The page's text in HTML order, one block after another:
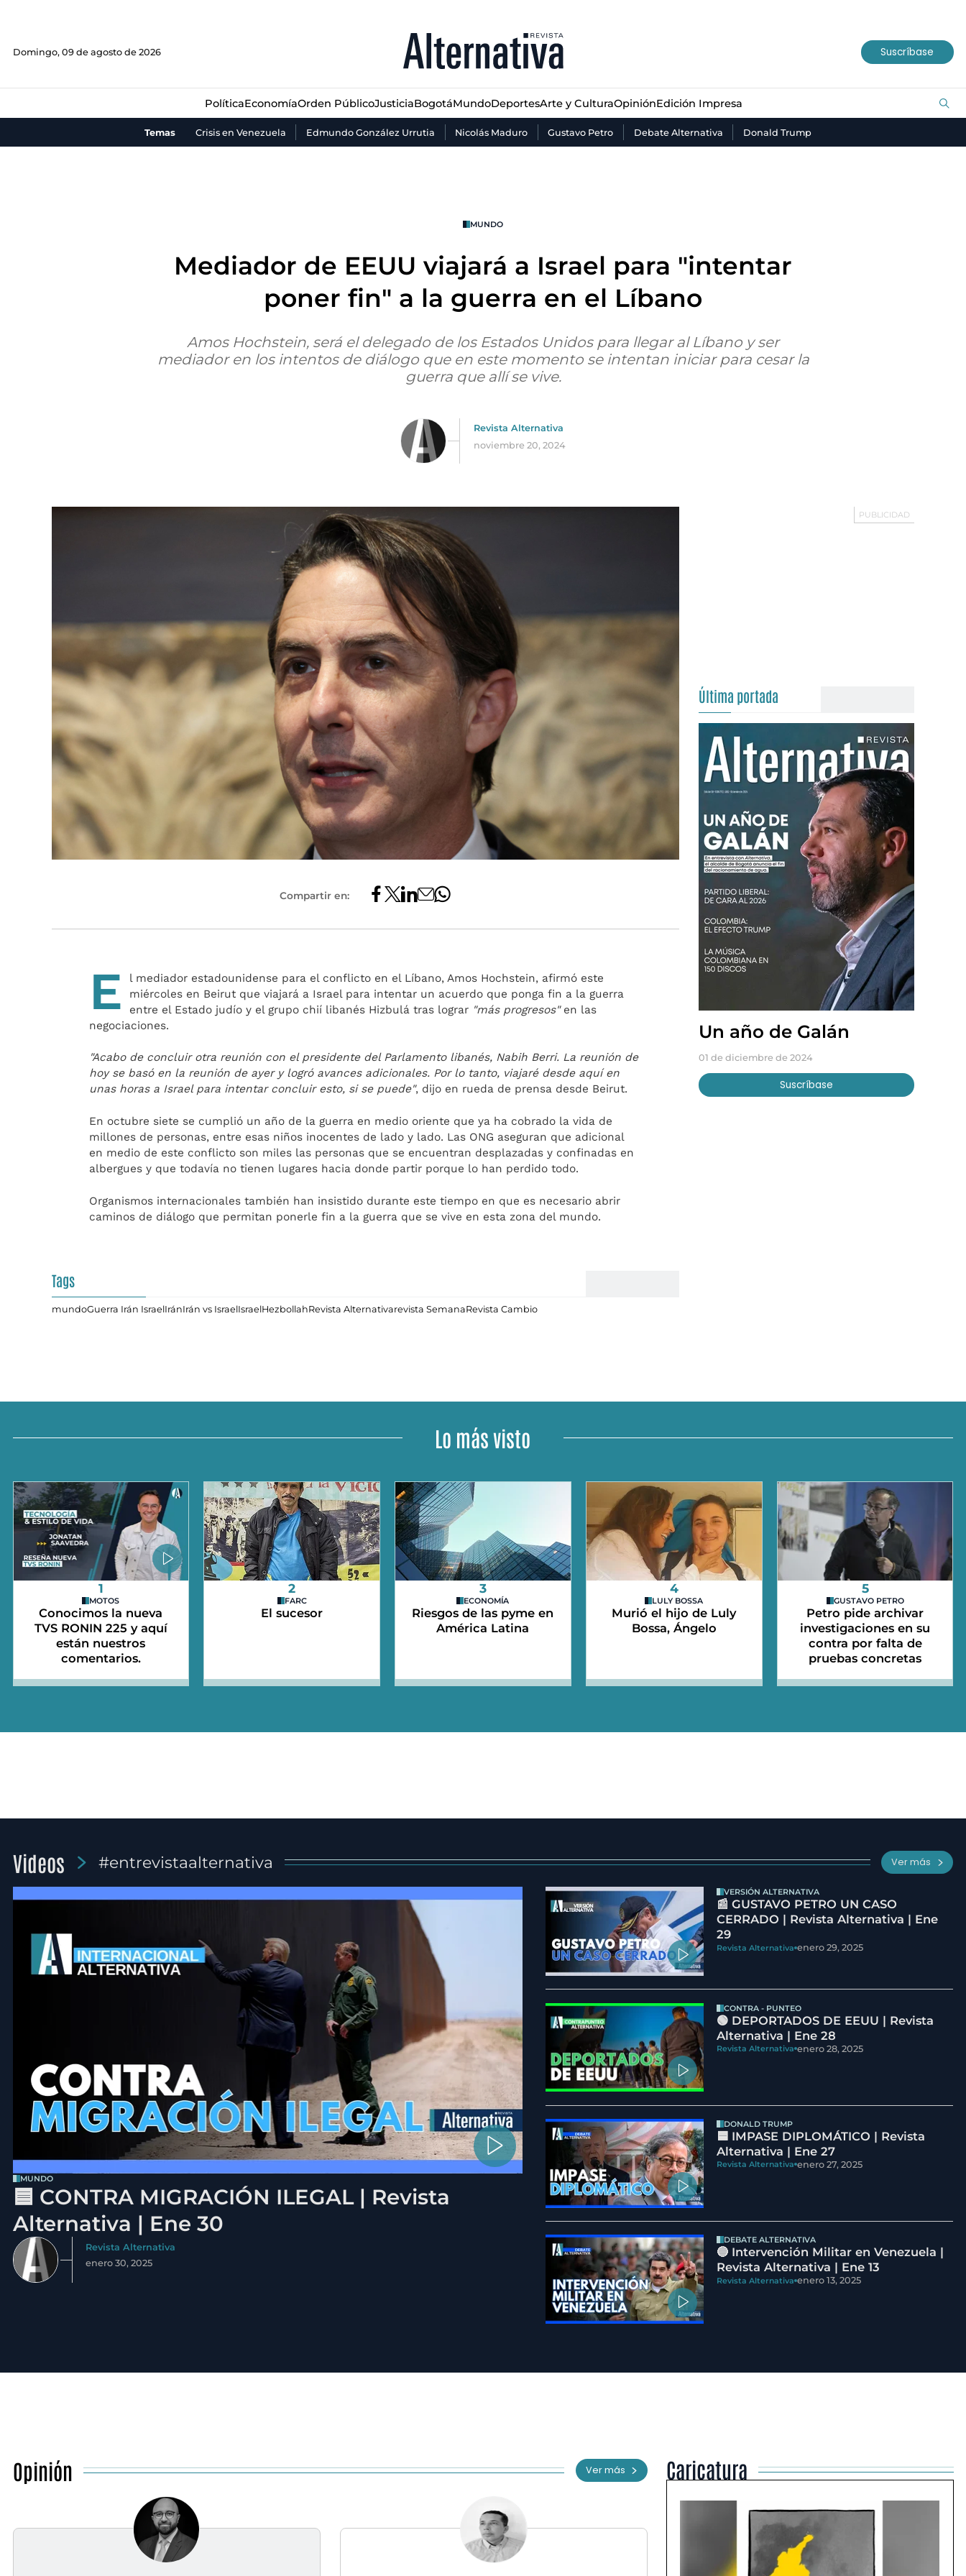
Domingo, 09 de agosto de 2026 Suscríbase
PolíticaEconomíaOrden PúblicoJusticiaBogotáMundoDeportesArte y CulturaOpiniónEdición Impresa
Temas Crisis en Venezuela Edmundo González Urrutia Nicolás Maduro Gustavo Petro Debate Alternativa Donald Trump
JusticiaBogotáMundo Deportes Arte y Cultura
MUNDO
Mediador de EEUU viajará a Israel para "intentar
poner fin" a la guerra en el Líbano
Amos Hochstein, será el delegado de los Estados Unidos para llegar al Líbano y ser
mediador en los intentos de diálogo que en este momento se intentan iniciar para cesar la
guerra que allí se vive.
Revista Alternativa
noviembre 20, 2024
Compartir en:
E
l mediador estadounidense para el conflicto en el Líbano, Amos Hochstein, afirmó este
miércoles en Beirut que viajará a Israel para intentar un acuerdo que ponga fin a la guerra
entre el Estado judío y el grupo chií libanés Hizbulá tras lograr "más progresos"en las
negociaciones.
"Acabo de concluir otra reunión con el presidente del Parlamento libanés, Nabih Berri. La reunión de
hoy se basó en la reunión de ayer y logró avances adicionales. Por lo tanto, viajaré desde aquí en
unas horas a Israel para intentar concluir esto, si se puede", dijo en rueda de prensa desde Beirut.
En octubre siete se cumplió un año de la guerra en medio oriente que ya ha cobrado la vida de
millones de personas, entre esas niños inocentes de lado y lado. Las ONG aseguran que adicional
en medio de este conflicto son miles las personas que se encuentran desplazadas y confinadas en
albergues y que todavía no tienen lugares hacia donde partir porque lo han perdido todo.
Organismos internacionales también han insistido durante este tiempo en que es necesario abrir
caminos de diálogo que permitan ponerle fin a la guerra que se vive en esta zona del mundo.
Tags
mundoGuerra Irán IsraelIránIrán vs IsraelIsraelHezbollahRevista Alternativarevista SemanaRevista Cambio
Última portada
Un año de Galán
01 de diciembre de 2024
Suscríbase
Lo más visto
1
MOTOS
Conocimos la nueva
TVS RONIN 225 y aquí
están nuestros
comentarios.
2
FARC
El sucesor
3
ECONOMÍA
Riesgos de las pyme en
América Latina
4
LULY BOSSA
Murió el hijo de Luly
Bossa, Ángelo
5
GUSTAVO PETRO
Petro pide archivar
investigaciones en su
contra por falta de
pruebas concretas
Videos #entrevistaalternativa Ver más
MUNDO
🟦 CONTRA MIGRACIÓN ILEGAL | Revista
Alternativa | Ene 30
Revista Alternativa
enero 30, 2025
VERSIÓN ALTERNATIVA
📰 GUSTAVO PETRO UN CASO
CERRADO | Revista Alternativa | Ene
29
Revista Alternativa enero 29, 2025
CONTRA - PUNTEO
🟢 DEPORTADOS DE EEUU | Revista
Alternativa | Ene 28
Revista Alternativa enero 28, 2025
DONALD TRUMP
🟦 IMPASE DIPLOMÁTICO | Revista
Alternativa | Ene 27
Revista Alternativa enero 27, 2025
DEBATE ALTERNATIVA
🔵 Intervención Militar en Venezuela |
Revista Alternativa | Ene 13
Revista Alternativa enero 13, 2025
Opinión Ver más Caricatura